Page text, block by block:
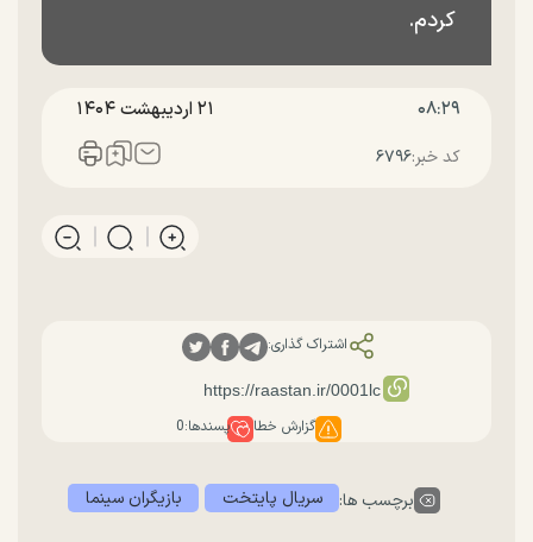
کردم.
۰۸:۲۹ ۲۱ ارديبهشت ۱۴۰۴
کد خبر:۶۷۹۶
اشتراک گذاری:
گزارش خطا پسندها:0
برچسب ها: سریال پایتخت بازیگران سینما